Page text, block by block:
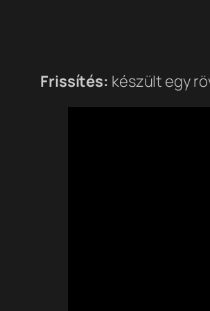
Frissítés: készült egy